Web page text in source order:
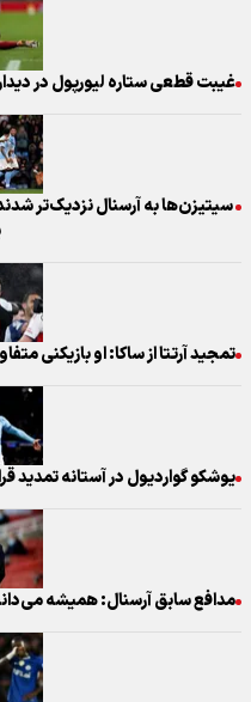
غیبت قطعی ستاره لیورپول در
سیتیزن‌ها به آرسنال نزدیک‌تر
تمجید آرتتا از ساکا: او بازیکنی
یوشکو گواردیول در آستانه تمدید
مدافع سابق آرسنال: همیشه